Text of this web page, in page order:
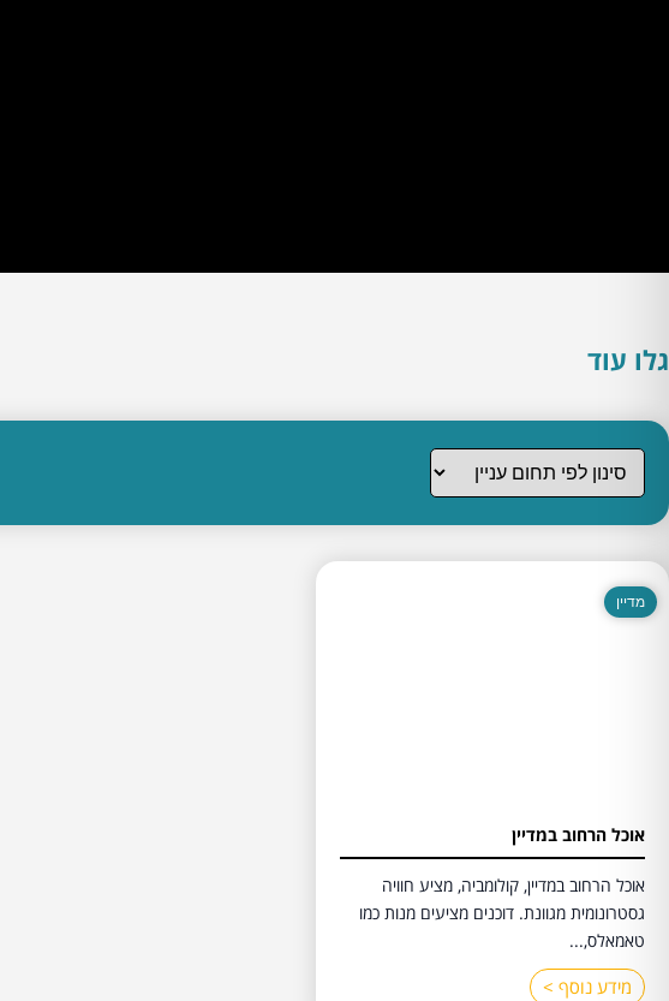
גלו עוד
מדיין
אוכל הרחוב במדיין
אוכל הרחוב במדיין, קולומביה, מציע חוויה
גסטרונומית מגוונת. דוכנים מציעים מנות כמו
טאמאלס,...
מידע נוסף >